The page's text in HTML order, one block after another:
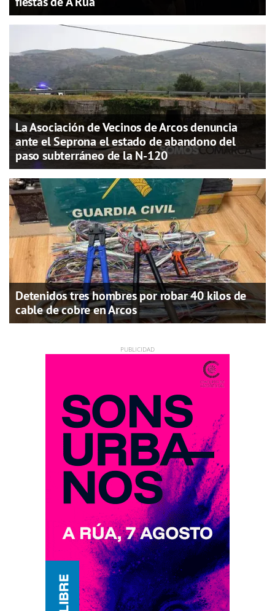
La Asociación de Vecinos de Arcos denuncia
ante el Seprona el estado de abandono del
paso subterráneo de la N-120
Detenidos tres hombres por robar 40 kilos de
cable de cobre en Arcos